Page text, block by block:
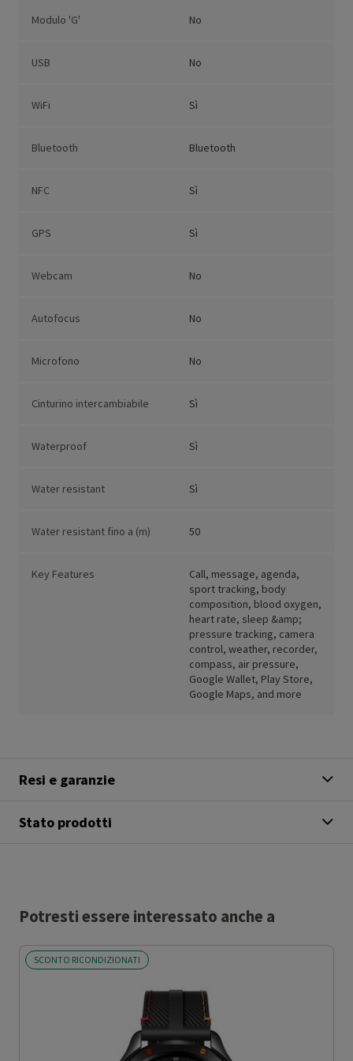
Modulo 'G' No
USB No
WiFi Sì
Bluetooth Bluetooth
NFC Sì
GPS Sì
Webcam No
Autofocus No
Microfono No
Cinturino intercambiabile Sì
Waterproof Sì
Water resistant Sì
Water resistant fino a (m) 50
Key Features
Call, message, agenda,
sport tracking, body
composition, blood oxygen,
heart rate, sleep &amp;
pressure tracking, camera
control, weather, recorder,
compass, air pressure,
Google Wallet, Play Store,
Google Maps, and more
Resi e garanzie
Stato prodotti
Potresti essere interessato anche a
SCONTO RICONDIZIONATI